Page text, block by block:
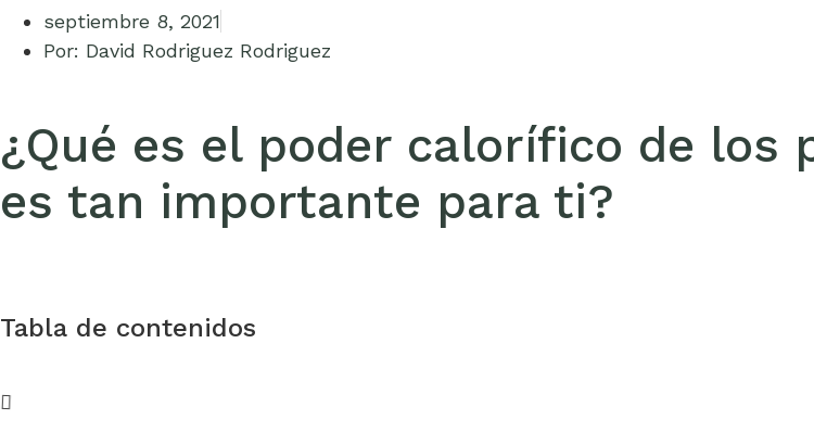
septiembre 8, 2021
Por: David Rodriguez Rodriguez
¿Qué es el poder calorífico de los
es tan importante para ti?
Tabla de contenidos